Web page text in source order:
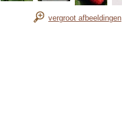
vergroot afbeeldingen